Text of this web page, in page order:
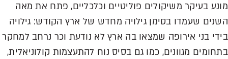
מונע בעיקר משיקולים פוליטיים וכלכליים, פתח את מאה
השנים שעמדו בסימן גילויה מחדש של ארץ הקודש: גילויה
בידי בני אירופה שמצאו בה ארץ לא נודעת וכר נרחב למחקר
בתחומים מגוונים, כמו גם בסיס נוח להתעצמות קולוניאלית,